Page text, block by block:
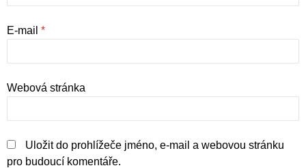
E-mail *
Webová stránka
Uložit do prohlížeče jméno, e-mail a webovou stránku
pro budoucí komentáře.